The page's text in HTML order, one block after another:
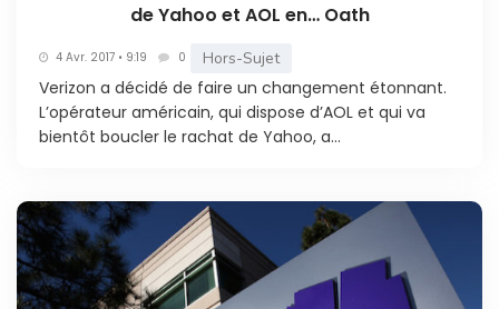
de Yahoo et AOL en… Oath
4 Avr. 2017 • 9:19 0 Hors-Sujet
Verizon a décidé de faire un changement étonnant.
L’opérateur américain, qui dispose d’AOL et qui va
bientôt boucler le rachat de Yahoo, a...